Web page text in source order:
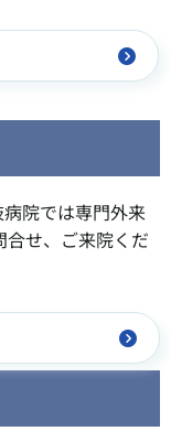
院では専門外来
合せ、ご来院くだ